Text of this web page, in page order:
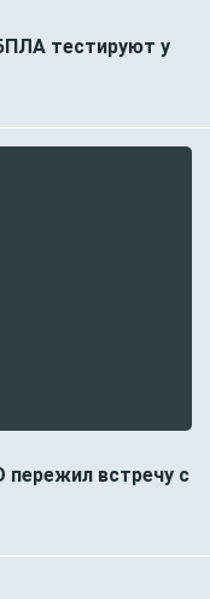
тестируют у
пережил встречу с